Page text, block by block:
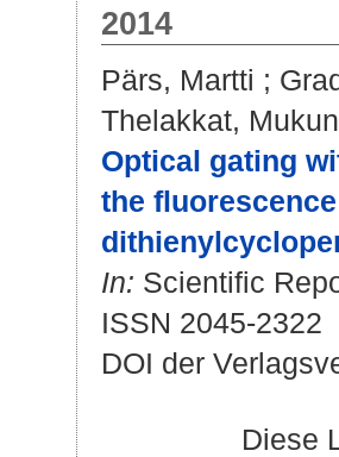
2014
Pärs, Martti ;
Thelakkat,
Optical gating
the
In: Scientific
ISSN 2045-2322
DOI der
Diese